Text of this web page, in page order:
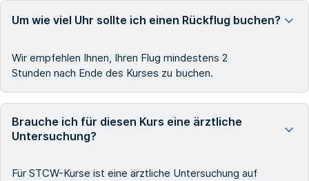
Um wie viel Uhr sollte ich einen Rückflug buchen?
Wir empfehlen Ihnen, Ihren Flug mindestens 2
Stunden nach Ende des Kurses zu buchen.
Brauche ich für diesen Kurs eine ärztliche
Untersuchung?
Für STCW-Kurse ist eine ärztliche Untersuchung auf